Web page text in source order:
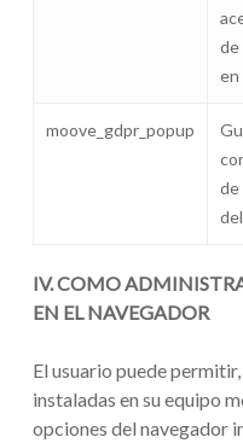
de
en
moove_gdpr_popup
de
IV. COMO
EN EL NAVEGADOR
El usuario puede
instaladas en su equipo
opciones del navegador